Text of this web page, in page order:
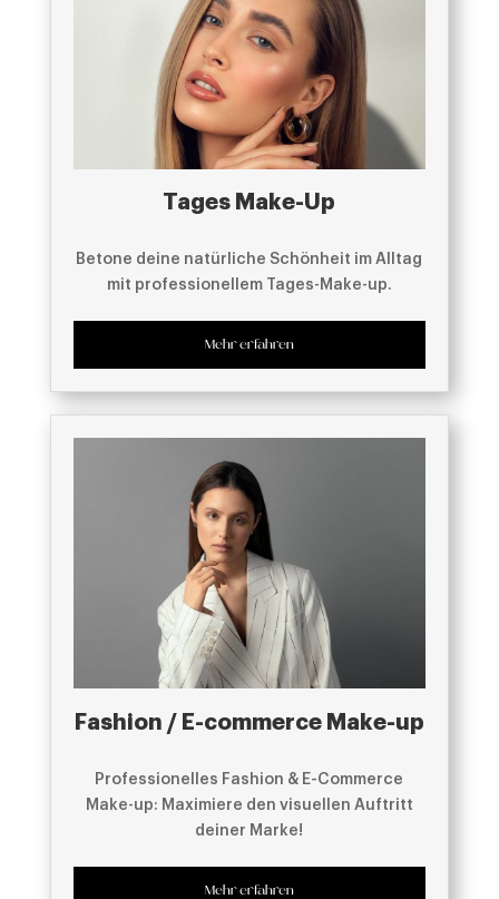
Tages Make-Up
Betone deine natürliche Schönheit im Alltag
mit professionellem Tages-Make-up.
Mehr erfahren
Fashion / E-commerce Make-up
Professionelles Fashion & E-Commerce
Make-up: Maximiere den visuellen Auftritt
deiner Marke!
Mehr erfahren